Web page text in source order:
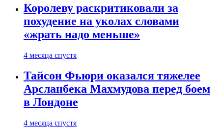
Королеву раскритиковали за
похудение на уколах словами
«жрать надо меньше»
4 месяца спустя
Тайсон Фьюри оказался тяжелее
Арсланбека Махмудова перед боем
в Лондоне
4 месяца спустя